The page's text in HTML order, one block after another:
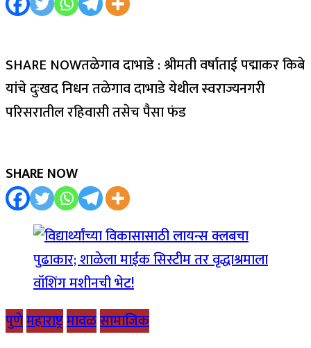
SHARE NOWतळेगाव दाभाडे : श्रीमती वर्षाताई पद्माकर किबे
यांचे दुःखद निधन तळेगाव दाभाडे येथील स्वराज्यनगरी
परिसरातील रहिवासी तसेच पैसा फंड
SHARE NOW
पुणेमहाराष्ट्रमावळसामाजिक